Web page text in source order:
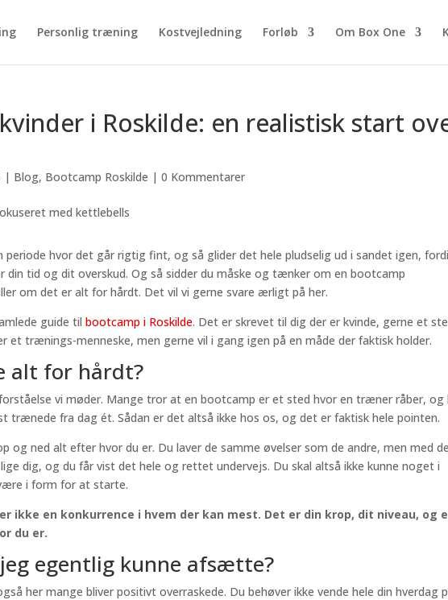
Personlig træning Kostvejledning Forløb Om Box One
i Roskilde: en realistisk start
| Blog, Bootcamp Roskilde |0 Kommentarer
periode hvor det går rigtig fint, og så glider det hele pludselig ud i sandet igen, fordi
din tid og dit overskud. Og så sidder du måske og tænker om en bootcamp
om det er alt for hårdt. Det vil vi gerne svare ærligt på her.
guide tilbootcamp i Roskilde. Det er skrevet til dig der er kvinde, gerne et
et trænings-menneske, men gerne vil i gang igen på en måde der faktisk holder.
alt for hårdt?
vi møder. Mange tror at en bootcamp er et sted hvor en træner råber, og
trænede fra dag ét. Sådan er det altså ikke hos os, og det er faktisk hele pointen.
og ned alt efter hvor du er. Du laver de samme øvelser som de andre, men med
dig, og du får vist det hele og rettet undervejs. Du skal altså ikke kunne noget i
i form for at starte.
ikke en konkurrence i hvem der kan mest. Det er din krop, dit niveau, og
du er.
egentlig kunne afsætte?
her mange bliver positivt overraskede. Du behøver ikke vende hele din hverdag